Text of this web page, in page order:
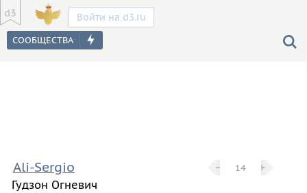
Войти на d3.ru
− 14 +
Ali-Sergio
Гудзон Огневич